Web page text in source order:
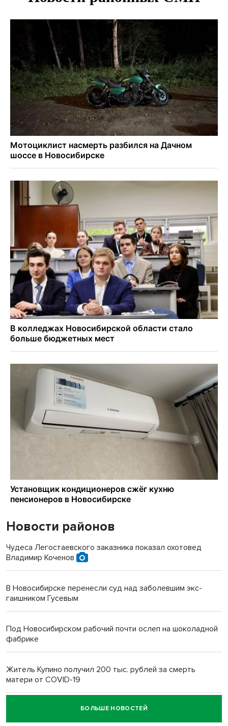
Новости районов
Чудеса Легостаевского заказника показал охотовед
Владимир Коченов
В Новосибирске перенесли суд над заболевшим экс-
гаишником Гусевым
Под Новосибирском рабочий почти ослеп на шоколадной
фабрике
Житель Купино получил 200 тыс. рублей за смерть
матери от COVID-19
Новосибирский суд наказал водителя за смерть
пенсионерки на вокзале
БОЛЬШЕ НОВОСТЕЙ